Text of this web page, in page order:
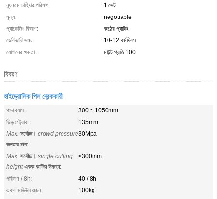
ন্যূনতম চাহিদার পরিমাণ:
1 সেট
মূল্য:
negotiable
প্যাকেজিং বিবরণ:
কাঠের প্যাকিং
ডেলিভারি সময়:
10-12 কর্মদিবস
যোগানের ক্ষমতা:
মাউন্ট প্রতি 100
বিবরণ
হাইড্রোলিক পিল ব্রেককারী
গাদা ব্যাস:
300 ~ 1050mm
ভিড় স্ট্রোক:
135mm
Max. সর্বোচ্চ। crowd pressure
জনতার চাপ:
30Mpa
Max. সর্বোচ্চ। single cutting
height একক কাটিয়া উচ্চতা:
≤300mm
পরিমাণ / 8h:
40 / 8h
একক মডিউল ওজন:
100kg